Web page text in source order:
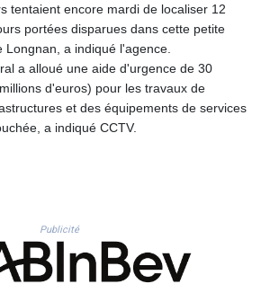
RWF 1694.978938
SAR 4.345489
SBD 9.325039
SCR 16.705092
SDG 694.263698
SEK 10.961095
SGD 1.477661
STN 24.499696
SVC 10.085875
SZL 18.722767
tentaient encore mardi de localiser 12
portées disparues dans cette petite
a indiqué l'agence.
a alloué une aide d'urgence de 30
d'euros) pour les travaux de
et des équipements de services
a indiqué CCTV.
Publicité